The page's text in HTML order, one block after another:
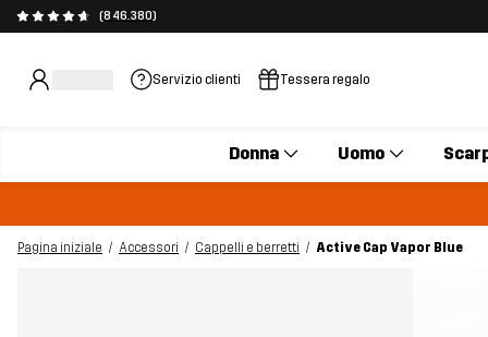
(846.380)
Servizio clienti Tessera regalo
Donna Uomo
Pagina iniziale Accessori Cappelli e berretti Active Cap Vapor Blue